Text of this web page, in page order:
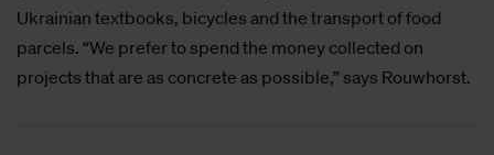
Ukrainian textbooks, bicycles and the transport of food
parcels. “We prefer to spend the money collected on
projects that are as concrete as possible,” says Rouwhorst.